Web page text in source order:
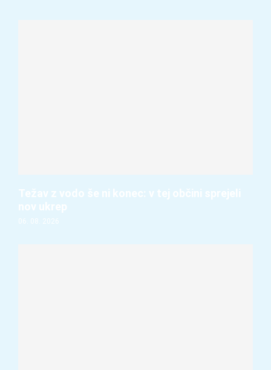
Težav z vodo še ni konec: v tej občini sprejeli
nov ukrep
06. 08. 2026